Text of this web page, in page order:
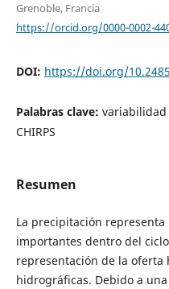
Grenoble, Francia
https://orcid.org/0000-0002-
DOI: https://doi.org/
Palabras clave: variabilidad
CHIRPS
Resumen
La precipitación
importantes dentro del
representación de la oferta
hidrográficas. Debido a